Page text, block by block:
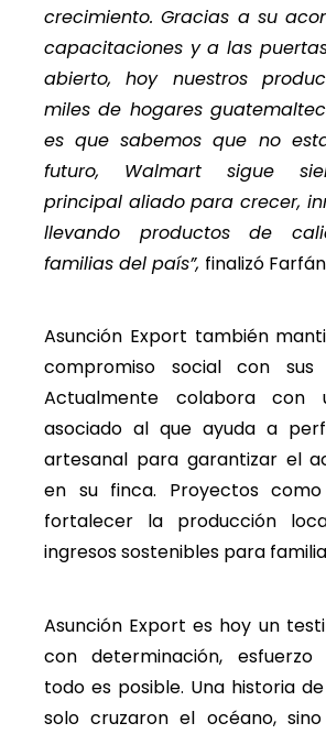
crecimiento. Gracias a su
capacitaciones y a las
abierto, hoy nuestros
miles de hogares
es que sabemos que no
futuro, Walmart sigue
principal aliado para crecer,
llevando productos de
familias del país”, finalizó
Asunción Export también
compromiso social con sus
Actualmente colabora con
asociado al que ayuda a
artesanal para garantizar el
en su finca. Proyectos
fortalecer la producción
ingresos sostenibles para
Asunción Export es hoy un
con determinación, esfuerzo
todo es posible. Una historia
solo cruzaron el océano,